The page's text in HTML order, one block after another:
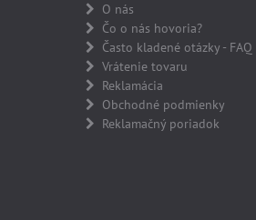
O nás
Čo o nás hovoria?
Často kladené otázky - FAQ
Vrátenie tovaru
Reklamácia
Obchodné podmienky
Reklamačný poriadok